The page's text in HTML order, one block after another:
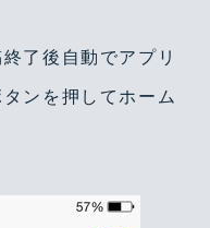
了後自動でアプリ
ンを押してホーム